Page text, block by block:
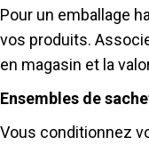
Pour un emballage
vos produits.
en magasin et la
Ensembles de
Vous conditionnez